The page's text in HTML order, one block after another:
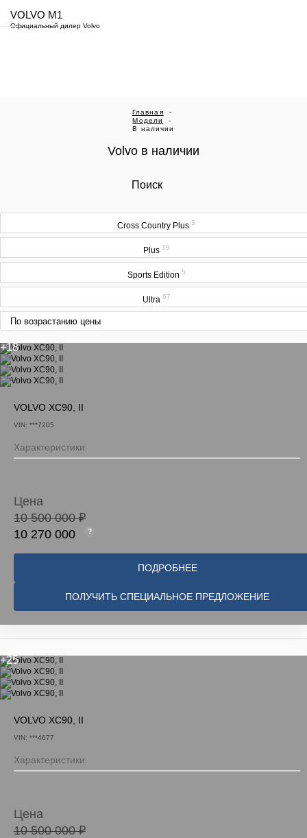
VOLVO M1
Официальный дилер Volvo
Главная
-
Модели
-
В наличии
Volvo в наличии
Поиск
Cross Country Plus 3
Plus 19
Sports Edition 5
Ultra 67
+18
VOLVO XC90, II
VIN: ***7205
Характеристики
Цена
10 500 000 ₽
10 270 000
ПОДРОБНЕЕ
ПОЛУЧИТЬ СПЕЦИАЛЬНОЕ ПРЕДЛОЖЕНИЕ
+25
VOLVO XC90, II
VIN: ***4677
Характеристики
Цена
10 500 000 ₽